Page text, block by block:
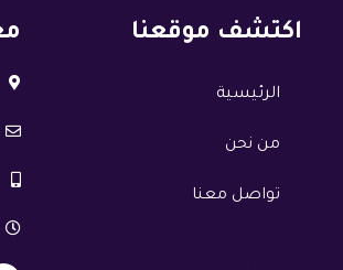
اكتشف موقعنا
الرئيسية
من نحن
تواصل معنا